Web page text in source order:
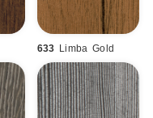
633 Limba Gold